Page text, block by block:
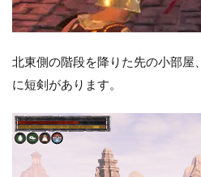
北東側の階段を降りた先の小部屋
に短剣があります。